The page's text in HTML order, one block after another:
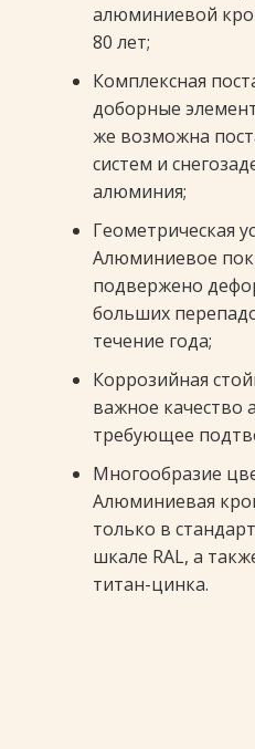
алюминиевой
80 лет;
Комплексная
доборные
же возможна
систем и
алюминия;
Геометрическая
Алюминиевое
подвержено
больших
течение года;
Коррозийная
важное качество
требующее
Многообразие
Алюминиевая
только в
шкале RAL, а
титан-цинка.